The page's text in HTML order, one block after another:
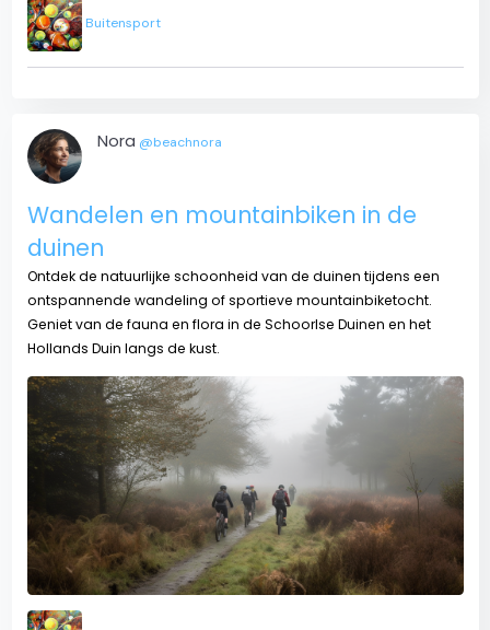
Buitensport
Nora @beachnora
Wandelen en mountainbiken in de
duinen
Ontdek de natuurlijke schoonheid van de duinen tijdens een
ontspannende wandeling of sportieve mountainbiketocht.
Geniet van de fauna en flora in de Schoorlse Duinen en het
Hollands Duin langs de kust.